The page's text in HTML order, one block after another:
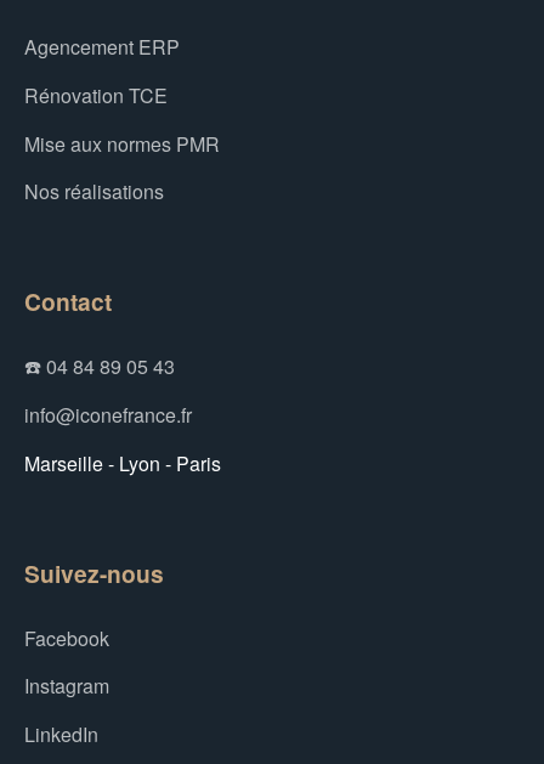
Agencement ERP
Rénovation TCE
Mise aux normes PMR
Nos réalisations
Contact
☎️ 04 84 89 05 43
info@iconefrance.fr
Marseille - Lyon - Paris
Suivez-nous
Facebook
Instagram
LinkedIn